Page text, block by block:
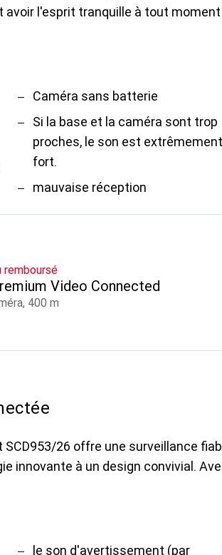
l'esprit tranquille à tout moment
Caméra sans batterie
Si la base et la caméra sont trop
proches, le son est extrêmement
fort.
mauvaise réception
Video Connected
400 m
26 offre une surveillance
innovante à un design convivial.
le son d'avertissement (par